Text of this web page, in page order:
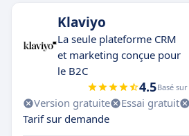
Klaviyo
La seule plateforme CRM
et marketing conçue pour
le B2C
4.5Basé sur
Version gratuite Essai gratuit
Tarif sur demande